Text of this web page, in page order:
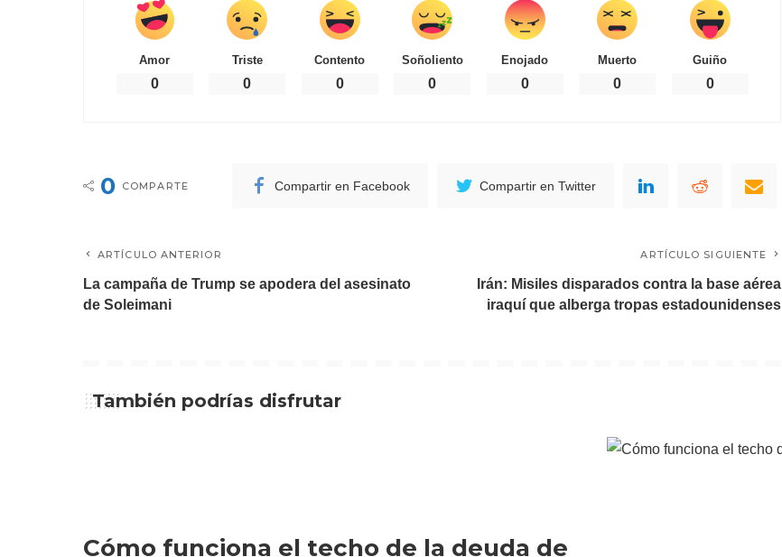
Amor
0
Triste
0
Contento
0
Soñoliento
0
Enojado
0
Muerto
0
Guiño
0
0 COMPARTE Compartir en Facebook Compartir en Twitter
ARTÍCULO ANTERIOR
La campaña de Trump se apodera del asesinato
de Soleimani
ARTÍCULO SIGUIENTE
Irán: Misiles disparados contra la base aérea
iraquí que alberga tropas estadounidenses
También podrías disfrutar
Cómo funciona el techo de la deuda de